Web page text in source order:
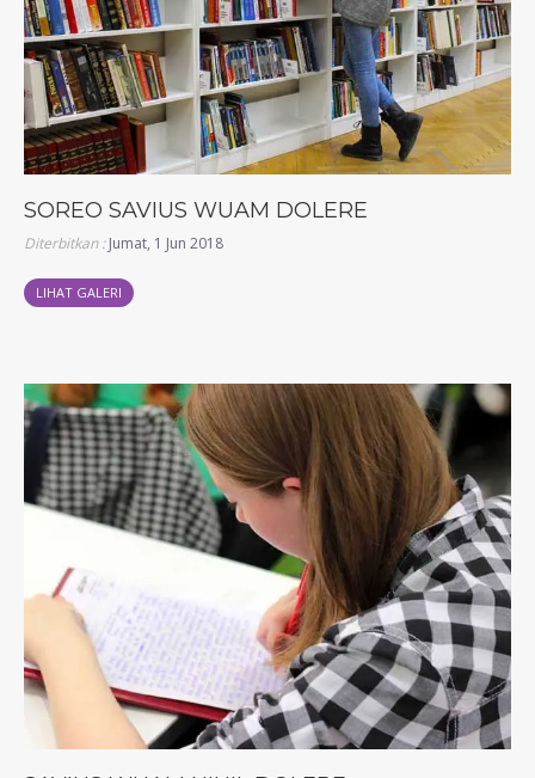
SOREO SAVIUS WUAM DOLERE
Diterbitkan :Jumat, 1 Jun 2018
LIHAT GALERI